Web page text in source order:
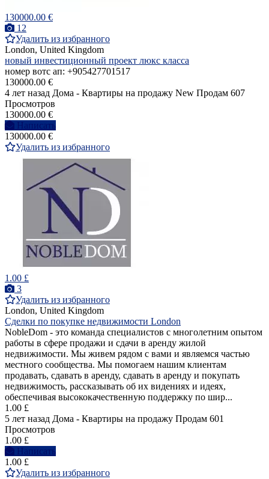
130000.00 €
12
Удалить из избранного
London, United Kingdom
новый инвестиционный проект люкс класса
номер вотс ап: +905427701517
130000.00 €
4 лет назад Дома - Квартиры на продажу New Продам 607
Просмотров
130000.00 €
Написать
130000.00 €
Удалить из избранного
1.00 £
3
Удалить из избранного
London, United Kingdom
Cделки по покупке недвижимости London
NobleDom - это команда специалистов с многолетним опытом
работы в сфере продажи и сдачи в аренду жилой
недвижимости. Мы живем рядом с вами и являемся частью
местного сообщества. Мы помогаем нашим клиентам
продавать, сдавать в аренду, сдавать в аренду и покупать
недвижимость, рассказывать об их видениях и идеях,
обеспечивая высококачественную поддержку по шир...
1.00 £
5 лет назад Дома - Квартиры на продажу Продам 601
Просмотров
1.00 £
Написать
1.00 £
Удалить из избранного